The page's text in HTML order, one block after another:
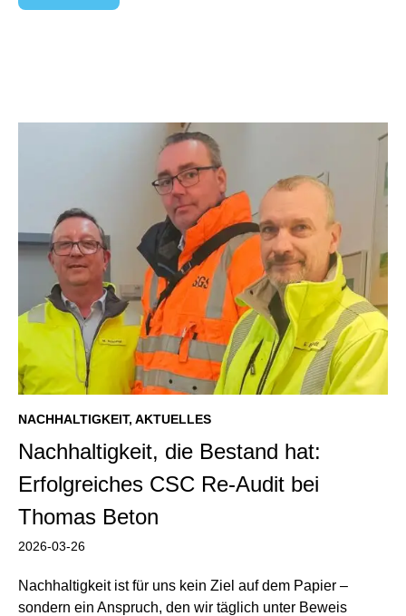
NACHHALTIGKEIT, AKTUELLES
Nachhaltigkeit, die Bestand hat:
Erfolgreiches CSC Re-Audit bei
Thomas Beton
2026-03-26
Nachhaltigkeit ist für uns kein Ziel auf dem Papier –
sondern ein Anspruch, den wir täglich unter Beweis